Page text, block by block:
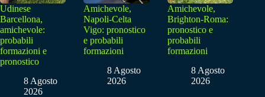
Udinese
Barcellona,
amichevole:
probabili
formazioni e
pronostico
8 Agosto
2026
Amichevole,
Napoli-Celta
Vigo: pronostico
e probabili
formazioni
8 Agosto
2026
Amichevole,
Brighton-Roma:
pronostico e
probabili
formazioni
8 Agosto
2026